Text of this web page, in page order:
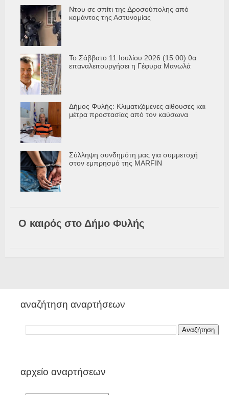
Ντου σε σπίτι της Δροσούπολης από
κομάντος της Αστυνομίας
Το Σάββατο 11 Ιουλίου 2026 (15:00) θα
επαναλειτουργήσει η Γέφυρα Μανωλά
Δήμος Φυλής: Κλιματιζόμενες αίθουσες και
μέτρα προστασίας από τον καύσωνα
Σύλληψη συνδημότη μας για συμμετοχή
στον εμπρησμό της MARFIN
Ο καιρός στο Δήμο Φυλής
αναζήτηση αναρτήσεων
αρχείο αναρτήσεων